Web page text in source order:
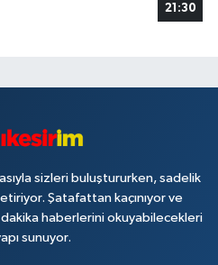
21:30
sizleri buluştururken, sadelik
Şatafattan kaçınıyor ve
dakika haberlerini okuyabilecekleri
sunuyor.